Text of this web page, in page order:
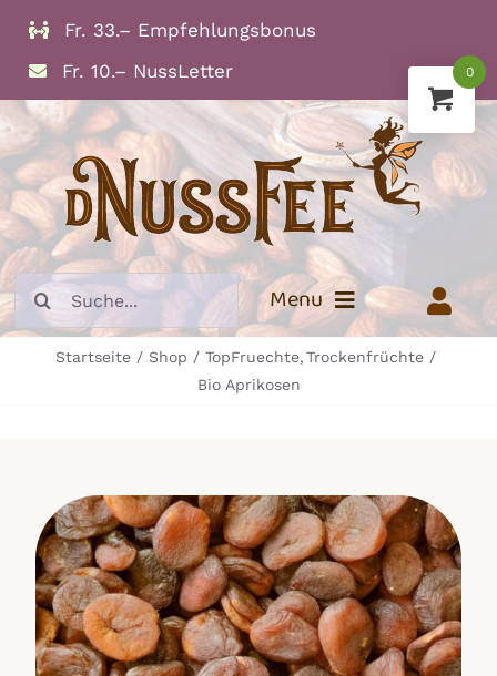
Zum
springen
Fr. 33.– Empfehlungsbonus
Fr. 10.– NussLetter
Suche
nach:
Menu
Info
Nuss & Frucht Mischungen
Mueslis
Tee
Olivenholz
Startseite Shop TopFruechte Trockenfrüchte
Bio Aprikosen
0